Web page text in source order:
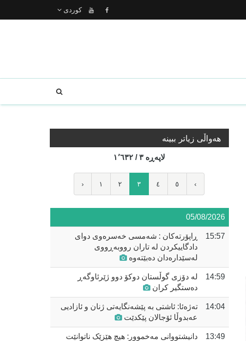
كوردى
هه‌واڵی زیاتر ببینە
لاپه‌ڕه‌ ٣ / ١٬٦٣٢
‹ ١ ٢ ٣ ٤ ٥ ›
05/08/2026
15:57
ڕاپۆرتەکان : شەمسی خەسرەوی دوای
دادگاییکردن لە تاران رووبەڕووی
لەسێدارەدان دەبێتەوە
14:59
لە دۆزی گوڵستان دوکۆ دوو ژێرئاوگەڕ
دەستگیر کران
14:04
تەژەئا: ئاشتی بە پێشەنگایەتی ژنان و ئازادیی
عەبدوڵا ئۆجالان پێکدێت
13:49
دانیشتووانی مەخموور: هیچ هێزێک ناتوانێت